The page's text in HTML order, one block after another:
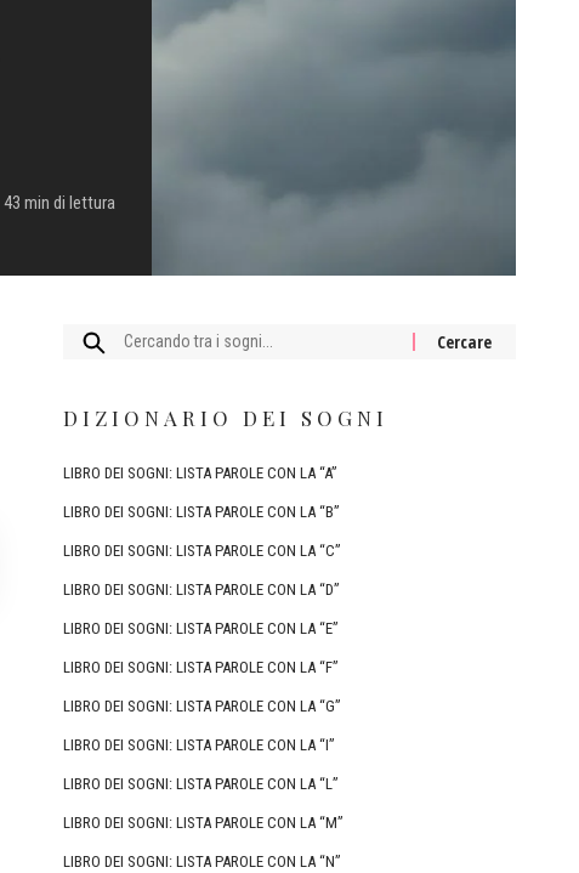
43 min di lettura
Cercare:
DIZIONARIO DEI SOGNI
LIBRO DEI SOGNI: LISTA PAROLE CON LA “A”
LIBRO DEI SOGNI: LISTA PAROLE CON LA “B”
LIBRO DEI SOGNI: LISTA PAROLE CON LA “C”
LIBRO DEI SOGNI: LISTA PAROLE CON LA “D”
LIBRO DEI SOGNI: LISTA PAROLE CON LA “E”
LIBRO DEI SOGNI: LISTA PAROLE CON LA “F”
LIBRO DEI SOGNI: LISTA PAROLE CON LA “G”
LIBRO DEI SOGNI: LISTA PAROLE CON LA “I”
LIBRO DEI SOGNI: LISTA PAROLE CON LA “L”
LIBRO DEI SOGNI: LISTA PAROLE CON LA “M”
LIBRO DEI SOGNI: LISTA PAROLE CON LA “N”